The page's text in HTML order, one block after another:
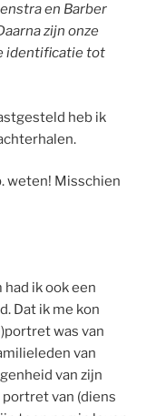
en Barber
zijn onze
identificatie tot
heb ik
weten! Misschien
ik ook een
Dat ik me kon
was van
van
van zijn
van (diens